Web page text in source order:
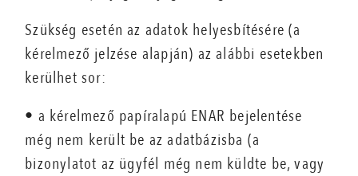
Szükség esetén az adatok helyesbítésére (a
kérelmező jelzése alapján) az alábbi esetekben
kerülhet sor:
• a kérelmező papíralapú ENAR bejelentése
még nem került be az adatbázisba (a
bizonylatot az ügyfél még nem küldte be, vagy